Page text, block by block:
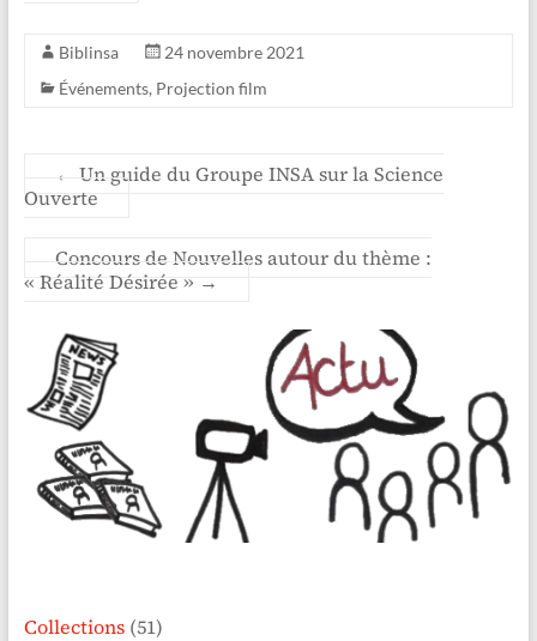
Biblinsa
24 novembre 2021
Événements, Projection film
←
Un guide du Groupe INSA sur la Science
Ouverte
Concours de Nouvelles autour du thème :
« Réalité Désirée » →
Collections(51)